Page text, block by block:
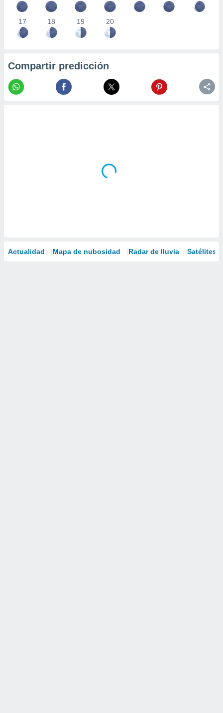
17 18 19 20
Compartir predicción
Actualidad Mapa de nubosidad Radar de lluvia Satélites